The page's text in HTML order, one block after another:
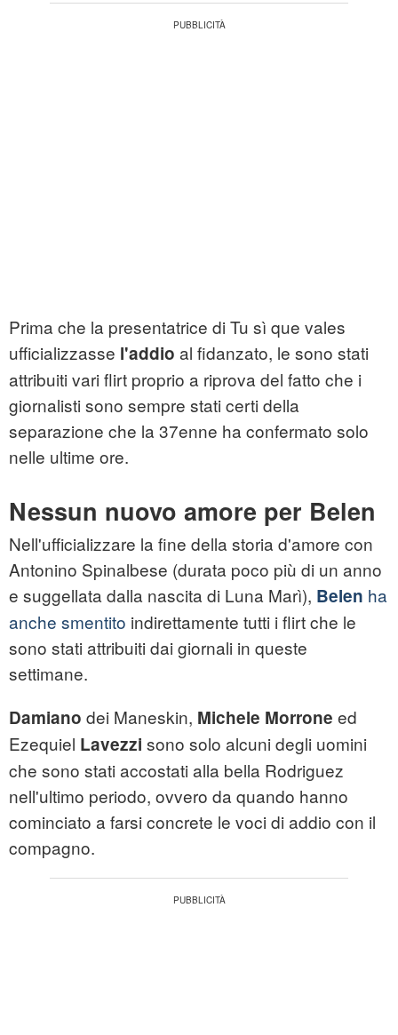
Prima che la presentatrice di Tu sì que vales
ufficializzasse l'addio al fidanzato, le sono stati
attribuiti vari flirt proprio a riprova del fatto che i
giornalisti sono sempre stati certi della
separazione che la 37enne ha confermato solo
nelle ultime ore.
Nessun nuovo amore per Belen
Nell'ufficializzare la fine della storia d'amore con
Antonino Spinalbese (durata poco più di un anno
e suggellata dalla nascita di Luna Marì), Belen ha
anche smentito indirettamente tutti i flirt che le
sono stati attribuiti dai giornali in queste
settimane.
Damiano dei Maneskin, Michele Morrone ed
Ezequiel Lavezzi sono solo alcuni degli uomini
che sono stati accostati alla bella Rodriguez
nell'ultimo periodo, ovvero da quando hanno
cominciato a farsi concrete le voci di addio con il
compagno.